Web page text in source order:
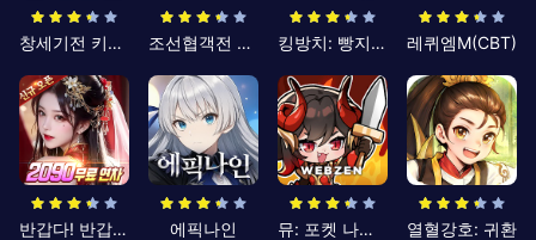
창세기전 키우기 조선협객전 클래식 킹방치: 빵지의 제왕 레퀴엠M(CBT)
반갑다! 반갑삼국지 에픽나인 뮤: 포켓 나이츠 열혈강호: 귀환